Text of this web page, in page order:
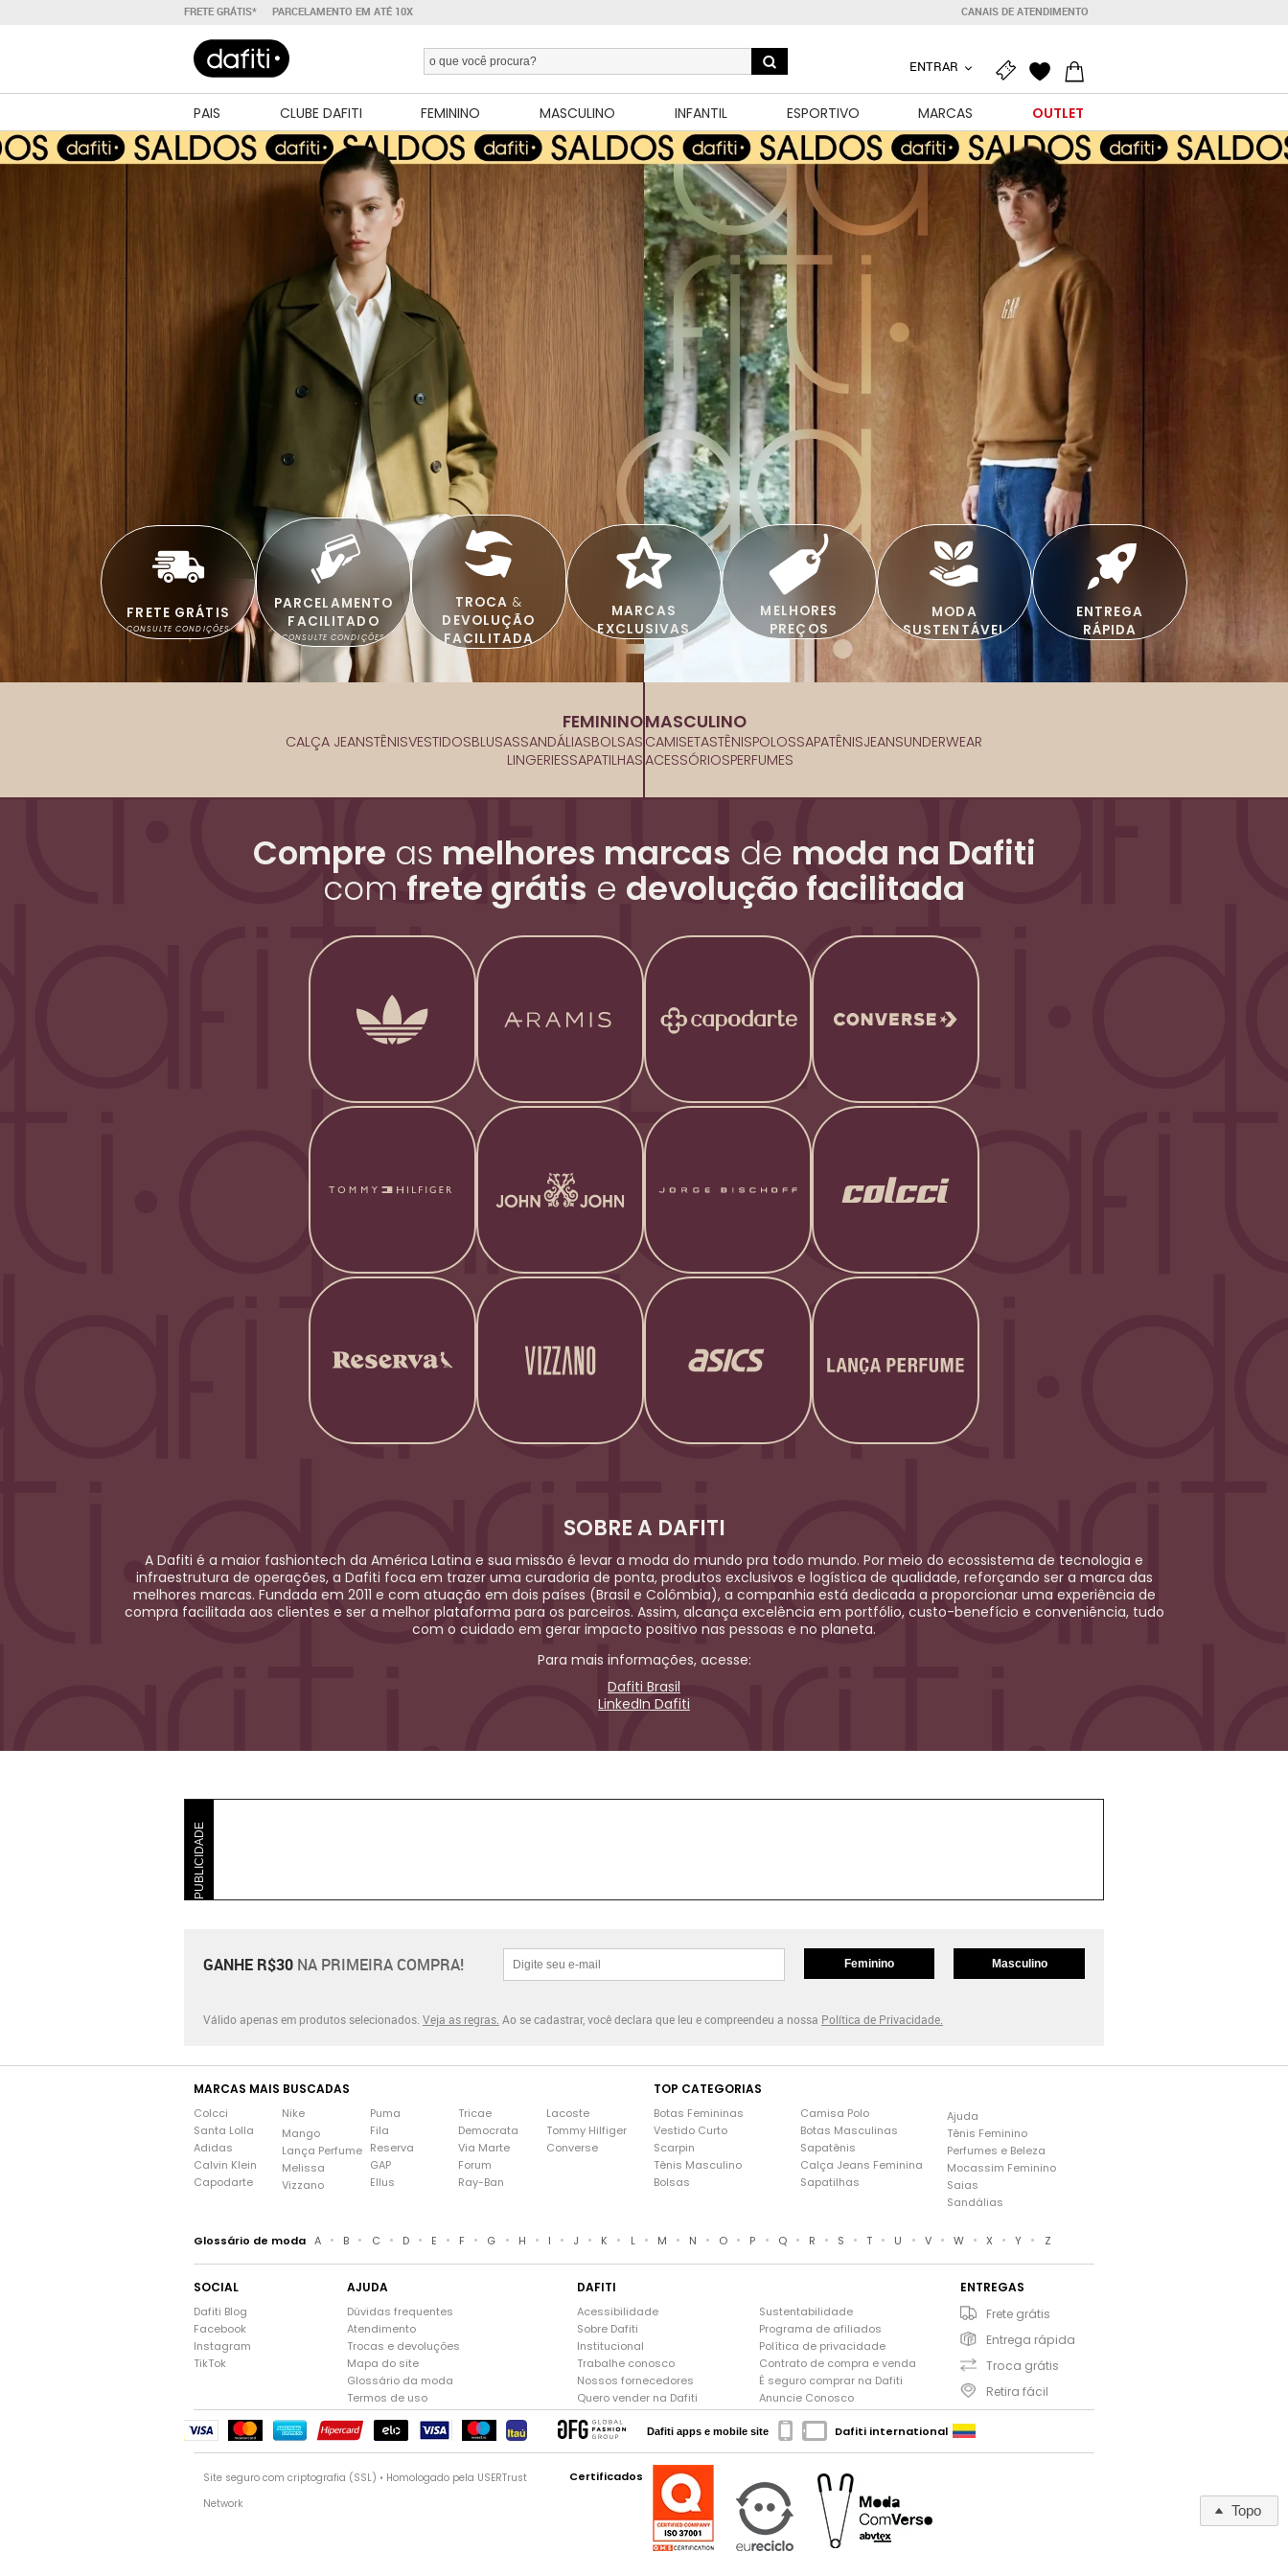
FRETE GRÁTIS* PARCELAMENTO EM ATÉ 10X CANAIS DE ATENDIMENTO
ENTRAR
PAIS CLUBE DAFITI FEMININO MASCULINO INFANTIL ESPORTIVO MARCAS OUTLET
FRETE GRÁTIS
CONSULTE CONDIÇÕES
PARCELAMENTO
FACILITADO
CONSULTE CONDIÇÕES
TROCA &
DEVOLUÇÃO
FACILITADA
MARCAS
EXCLUSIVAS
MELHORES
PREÇOS
MODA
SUSTENTÁVEL
ENTREGA
RÁPIDA
FEMININO
BOLSAS
SANDÁLIAS
BLUSAS
VESTIDOS
TÊNIS
CALÇA JEANS
SAPATILHAS
LINGERIES
MASCULINO
CAMISETASTÊNISPOLOSSAPATÊNISJEANSUNDERWEAR
ACESSÓRIOSPERFUMES
Compre as melhores marcas de moda na Dafiti
com frete grátis e devolução facilitada
SOBRE A DAFITI
A Dafiti é a maior fashiontech da América Latina e sua missão é levar a moda do mundo pra todo mundo. Por meio do ecossistema de tecnologia e
infraestrutura de operações, a Dafiti foca em trazer uma curadoria de ponta, produtos exclusivos e logística de qualidade, reforçando ser a marca das
melhores marcas. Fundada em 2011 e com atuação em dois países (Brasil e Colômbia), a companhia está dedicada a proporcionar uma experiência de
compra facilitada aos clientes e ser a melhor plataforma para os parceiros. Assim, alcança excelência em portfólio, custo-benefício e conveniência, tudo
com o cuidado em gerar impacto positivo nas pessoas e no planeta.
Para mais informações, acesse:
Dafiti Brasil
LinkedIn Dafiti
Topo
PUBLICIDADE
GANHE R$30 NA PRIMEIRA COMPRA! Feminino Masculino
Válido apenas em produtos selecionados. Veja as regras. Ao se cadastrar, você declara que leu e compreendeu a nossa Política de Privacidade.
MARCAS MAIS BUSCADAS
Colcci
Santa Lolla
Adidas
Calvin Klein
Capodarte
Nike
Mango
Lança Perfume
Melissa
Vizzano
Puma
Fila
Reserva
GAP
Ellus
Tricae
Democrata
Via Marte
Forum
Ray-Ban
Lacoste
Tommy Hilfiger
Converse
TOP CATEGORIAS
Botas Femininas
Vestido Curto
Scarpin
Tênis Masculino
Bolsas
Camisa Polo
Botas Masculinas
Sapatênis
Calça Jeans Feminina
Sapatilhas
Ajuda
Tênis Feminino
Perfumes e Beleza
Mocassim Feminino
Saias
Sandálias
Glossário de moda A • B • C • D • E • F • G • H • I • J • K • L • M • N • O • P • Q • R • S • T • U • V • W • X • Y • Z
SOCIAL
Dafiti Blog
Facebook
Instagram
TikTok
AJUDA
Dúvidas frequentes
Atendimento
Trocas e devoluções
Mapa do site
Glossário da moda
Termos de uso
DAFITI
Acessibilidade
Sobre Dafiti
Institucional
Trabalhe conosco
Nossos fornecedores
Quero vender na Dafiti
Sustentabilidade
Programa de afiliados
Política de privacidade
Contrato de compra e venda
É seguro comprar na Dafiti
Anuncie Conosco
ENTREGAS
Frete grátis
Entrega rápida
Troca grátis
Retira fácil
Dafiti apps e mobile site Dafiti international
Site seguro com criptografia (SSL) • Homologado pela USERTrust
Network
Certificados